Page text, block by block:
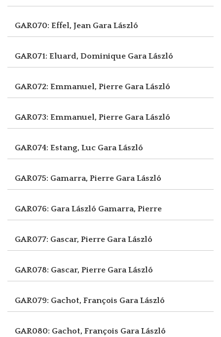
GAR070: Effel, Jean Gara László
GAR071: Eluard, Dominique Gara László
GAR072: Emmanuel, Pierre Gara László
GAR073: Emmanuel, Pierre Gara László
GAR074: Estang, Luc Gara László
GAR075: Gamarra, Pierre Gara László
GAR076: Gara László Gamarra, Pierre
GAR077: Gascar, Pierre Gara László
GAR078: Gascar, Pierre Gara László
GAR079: Gachot, François Gara László
GAR080: Gachot, François Gara László